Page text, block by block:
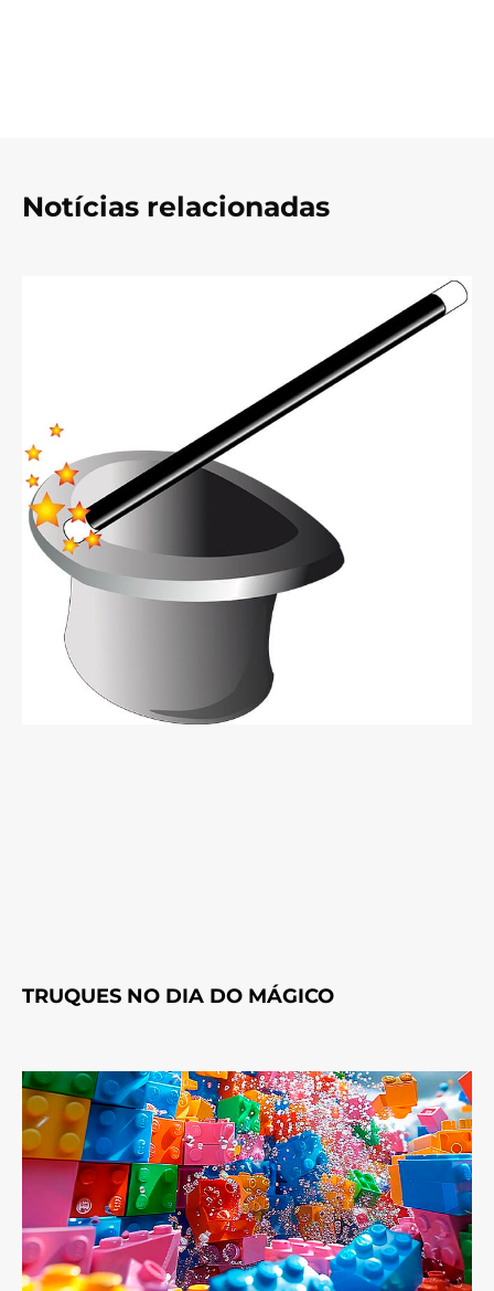
Notícias relacionadas
TRUQUES NO DIA DO MÁGICO